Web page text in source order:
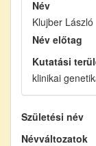
Név
Klujber László
Név előtag
Kutatási
klinikai
Születési név
Névváltozatok